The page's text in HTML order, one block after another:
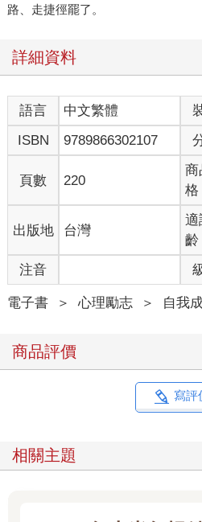
路、走捷徑罷了。
詳細資料
語言 中文繁體
ISBN
9789866302107
頁數 220
商
格
出版地 台灣
適
齡
注音
電子書 ＞ 心理勵志 ＞ 自我
商品評價
寫評
相關主題